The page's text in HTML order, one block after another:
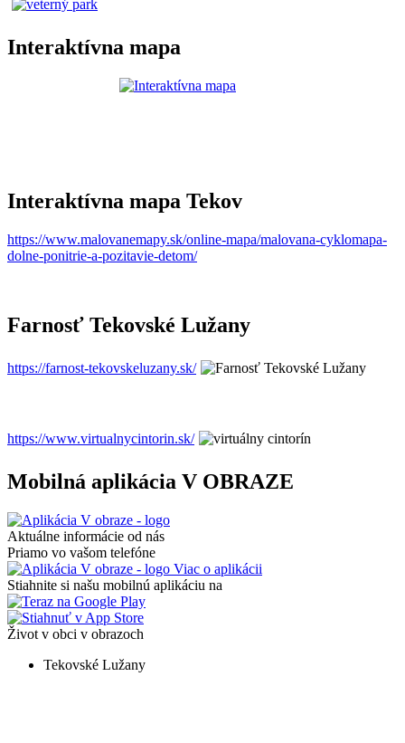
Interaktívna mapa
Interaktívna mapa Tekov
https://www.malovanemapy.sk/online-mapa/malovana-cyklomapa-
dolne-ponitrie-a-pozitavie-detom/
Farnosť Tekovské Lužany
https://farnost-tekovskeluzany.sk/
https://www.virtualnycintorin.sk/
Mobilná aplikácia V OBRAZE
Aktuálne informácie od nás
Priamo vo vašom telefóne
Viac o aplikácii
Stiahnite si našu mobilnú aplikáciu na
Život v obci v obrazoch
Tekovské Lužany